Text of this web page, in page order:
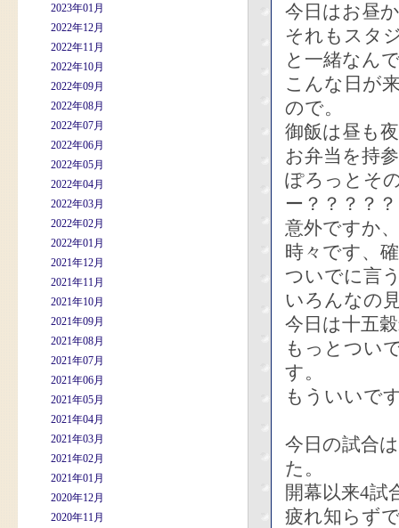
2023年01月
2022年12月
2022年11月
2022年10月
2022年09月
2022年08月
2022年07月
2022年06月
2022年05月
2022年04月
2022年03月
2022年02月
2022年01月
2021年12月
2021年11月
2021年10月
2021年09月
2021年08月
2021年07月
2021年06月
2021年05月
2021年04月
2021年03月
2021年02月
2021年01月
2020年12月
2020年11月
今日はお昼
それもスタ
と一緒なん
こんな日が
ので。
御飯は昼も
お弁当を持
ぽろっとそ
ー？？？？
意外ですか
時々です、
ついでに言
いろんなの
今日は十五
もっとつい
す。
もういいで
今日の試合
た。
開幕以来4試
疲れ知らず